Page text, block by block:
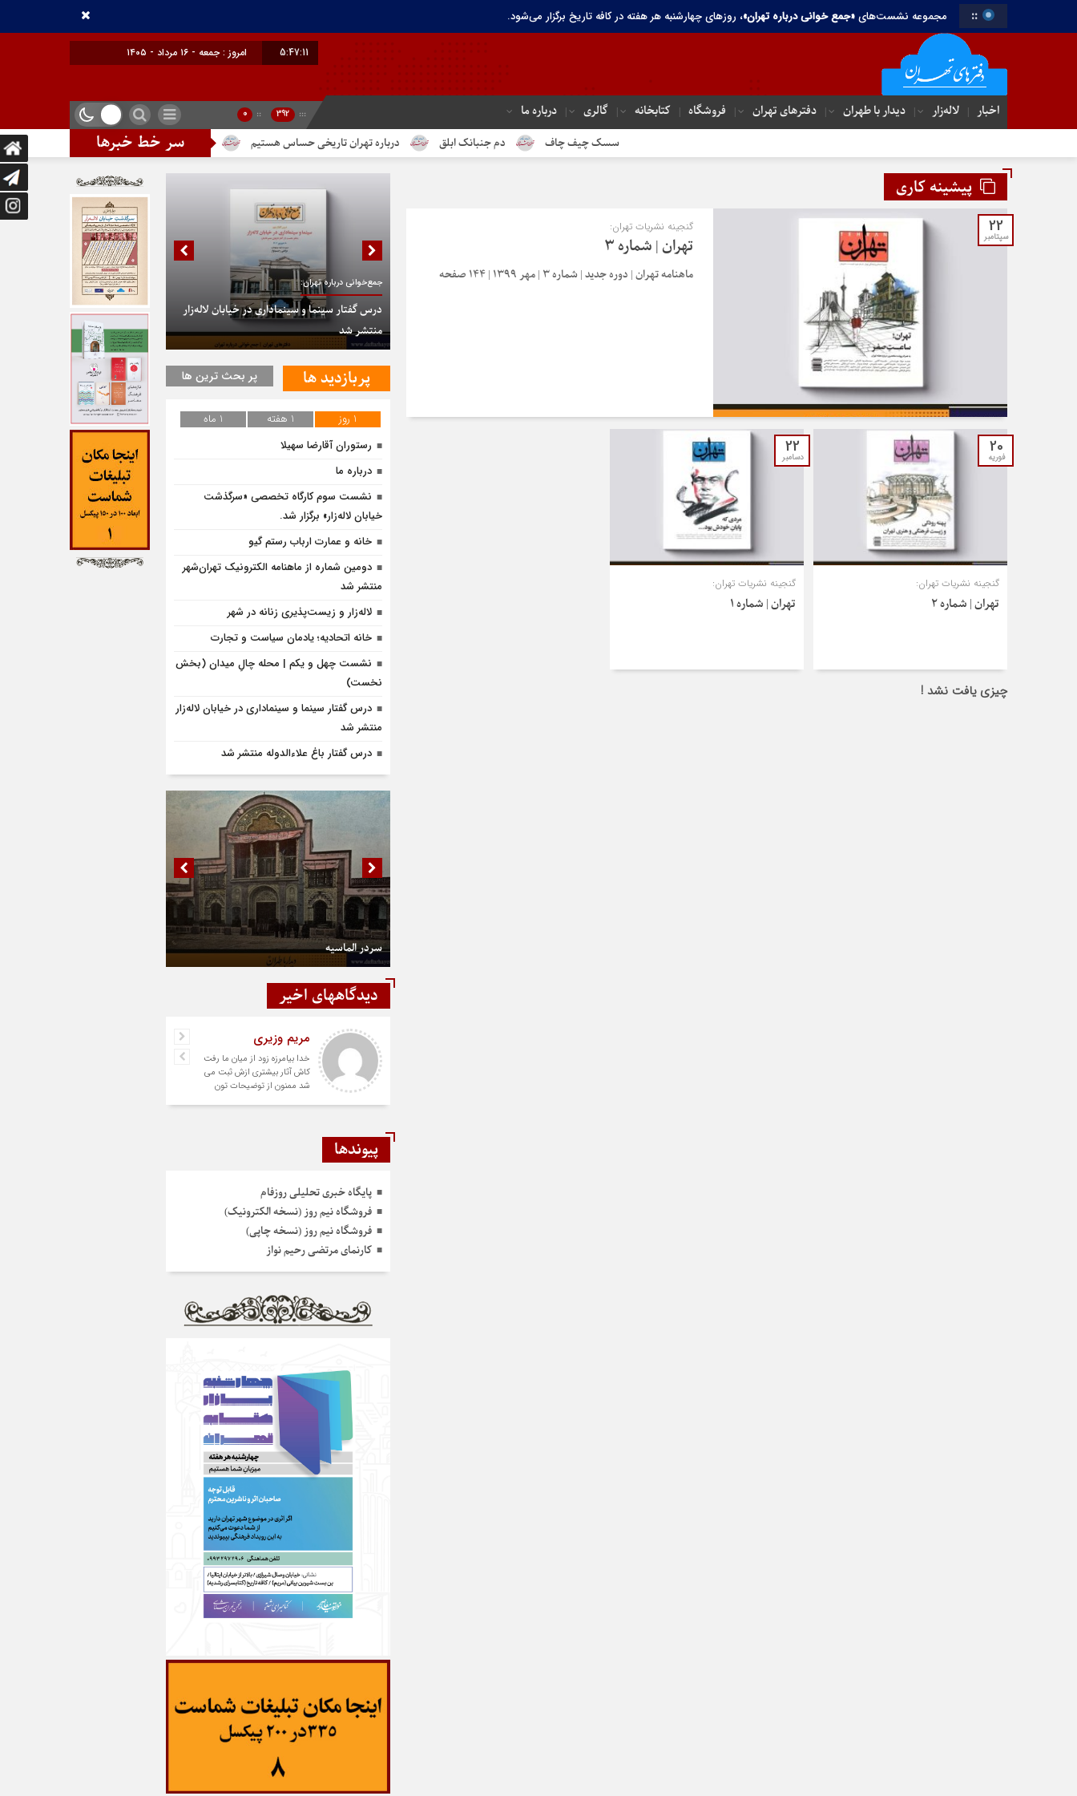
:: مجموعه نشست‌های«جمع خوانی درباره تهران»، روزهای چهارشنبه هر هفته در کافه تاریخ برگزار می‌شود.
5:47:12 امروز : جمعه - ۱۶ مرداد - ۱۴۰۵
اخبار لاله‌زار دیدار با طهران دفترهای تهران‌ فروشگاه کتابخانه گالری درباره ما :::
392
::
0
سر خط خبرها سسک چیف چاف دم جنبانک ابلق درباره تهران تاریخی حساس هستیم تندیس مولانا در میدان خیام در پایتخت گزینیِ تهران
پیشینه کاری
22
سپتامبر
گنجینه نشریات تهران:
تهران | شماره ۳
ماهنامه تهران | دوره جدید | شماره 3 | مهر 1399 | 144 صفحه
20
فوریه
گنجینه نشریات تهران:
تهران | شماره ۲
22
دسامبر
گنجینه نشریات تهران:
تهران | شماره ۱
چیزی یافت نشد !
جمع‌خوانی درباره تهران:
درس گفتار سینما و سینماداری در خیابان لاله‌زار
منتشر شد
پربازدید ها پر بحث ترین ها
1 روز 1 هفته
1 ماه
رستوران آقارضا سهیلا
درباره ما
نشست سوم کارگاه تخصصی «سرگذشت
خیابان لاله‌زار» برگزار شد.
خانه و عمارت ارباب رستم گیو
دومین شماره از ماهنامه الکترونیک تهران‌شهر
منتشر شد
لاله‌زار و زیست‌پذیری زنانه در شهر
خانه اتحادیه؛ یادمان سیاست و تجارت
نشست چهل و یکم | محله چالِ میدان (بخش
نخست)
درس گفتار سینما و سینماداری در خیابان لاله‌زار
منتشر شد
درس‌ گفتار باغ علاءالدوله منتشر شد
سردر الماسیه
دیدگاههای اخیر
مریم وزیری
خدا بیامرزه زود از میان ما رفت
کاش آثار بیشتری ازش ثبت می
شد ممنون از توضیحات تون
پیوندها
پایگاه خبری تحلیلی روزفام
فروشگاه نیم روز (نسخه الکترونیک)
فروشگاه نیم روز (نسخه چاپی)
کارنمای مرتضی رحیم نواز